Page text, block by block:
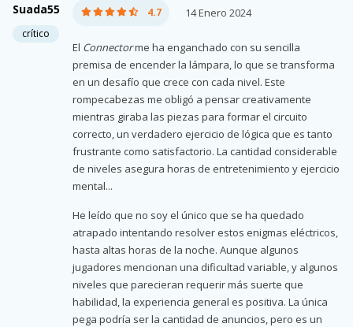
Suada55
crítico
4.7 14 Enero 2024
El Connectorme ha enganchado con su sencilla
premisa de encender la lámpara, lo que se transforma
en un desafío que crece con cada nivel. Este
rompecabezas me obligó a pensar creativamente
mientras giraba las piezas para formar el circuito
correcto, un verdadero ejercicio de lógica que es tanto
frustrante como satisfactorio. La cantidad considerable
de niveles asegura horas de entretenimiento y ejercicio
mental...
He leído que no soy el único que se ha quedado
atrapado intentando resolver estos enigmas eléctricos,
hasta altas horas de la noche. Aunque algunos
jugadores mencionan una dificultad variable, y algunos
niveles que parecieran requerir más suerte que
habilidad, la experiencia general es positiva. La única
pega podría ser la cantidad de anuncios, pero es un